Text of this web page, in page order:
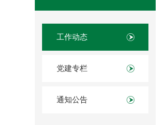
工作动态
党建专栏
通知公告